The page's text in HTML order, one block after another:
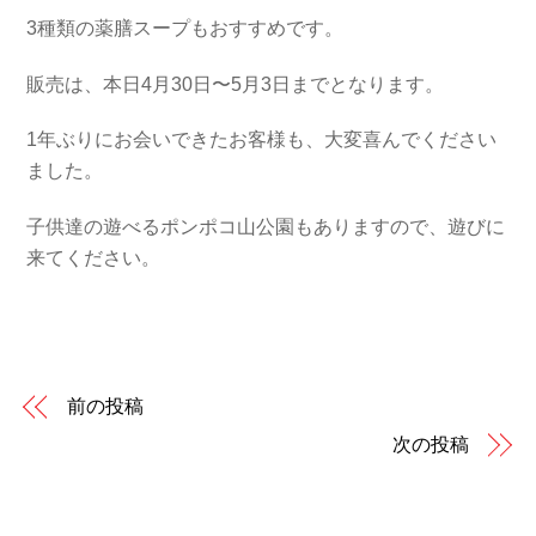
3種類の薬膳スープもおすすめです。
販売は、本日4月30日〜5月3日までとなります。
1年ぶりにお会いできたお客様も、大変喜んでください
ました。
子供達の遊べるポンポコ山公園もありますので、遊びに
来てください。
前の投稿
次の投稿